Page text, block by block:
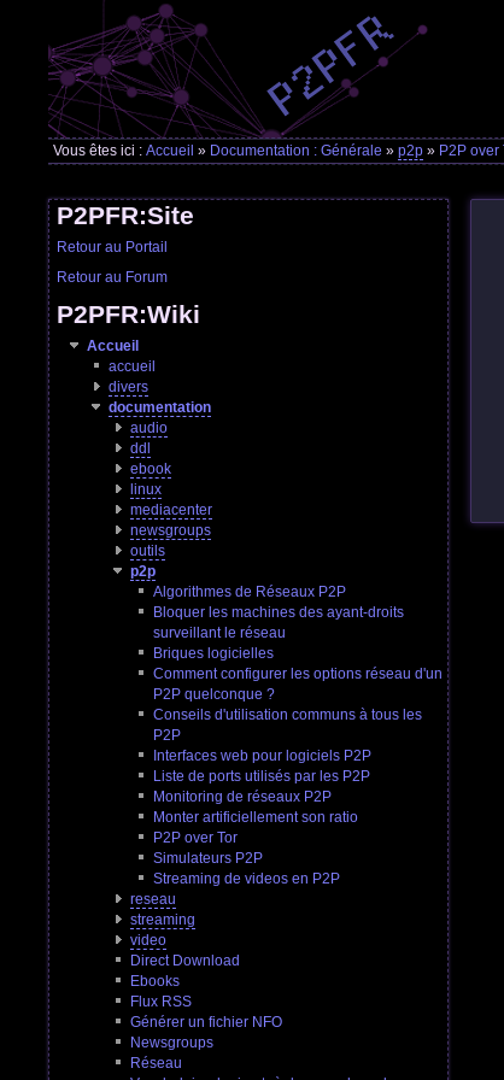
Vous êtes ici :Accueil » Documentation : Générale »p2p » P2P over
P2PFR:Site
Retour au Portail
Retour au Forum
P2PFR:Wiki
Accueil
accueil
divers
documentation
audio
ddl
ebook
linux
mediacenter
newsgroups
outils
p2p
Algorithmes de Réseaux P2P
Bloquer les machines des ayant-droits
surveillant le réseau
Briques logicielles
Comment configurer les options réseau d'un
P2P quelconque ?
Conseils d'utilisation communs à tous les
P2P
Interfaces web pour logiciels P2P
Liste de ports utilisés par les P2P
Monitoring de réseaux P2P
Monter artificiellement son ratio
P2P over Tor
Simulateurs P2P
Streaming de videos en P2P
reseau
streaming
video
Direct Download
Ebooks
Flux RSS
Générer un fichier NFO
Newsgroups
Réseau